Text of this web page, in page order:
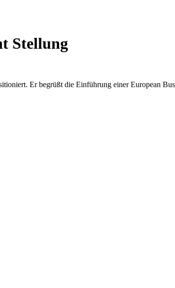
Stellung
Er begrüßt die Einführung einer European